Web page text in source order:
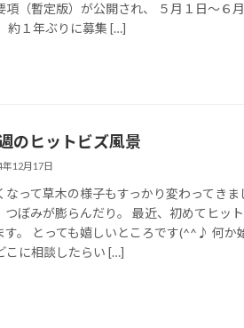
項（暫定版）が公開され、 ５月１日～６
約１年ぶりに募集 […]
のヒットビズ風景
年12月17日
なって草木の様子もすっかり変わってき
つぼみが膨らんだり。 最近、初めてヒッ
す。 とっても嬉しいところです(^^♪ 何か
こに相談したらい […]